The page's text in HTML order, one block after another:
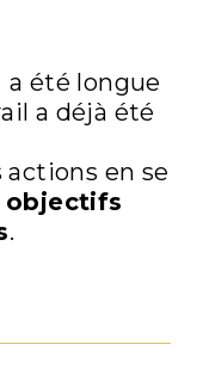
a été longue
a déjà été
actions en se
objectifs
.